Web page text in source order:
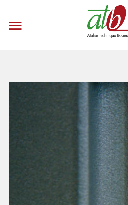
Nos Services
Recrutement